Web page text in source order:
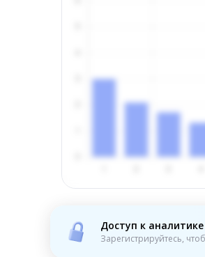
Доступ к
Зарегистрируйтесь,